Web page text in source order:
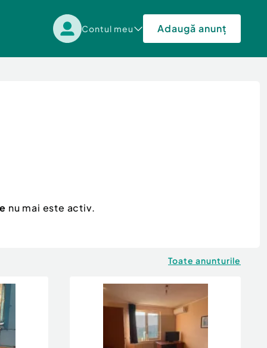
Contul meu Adaugă anunț
nu mai este activ.
Toate anunturile